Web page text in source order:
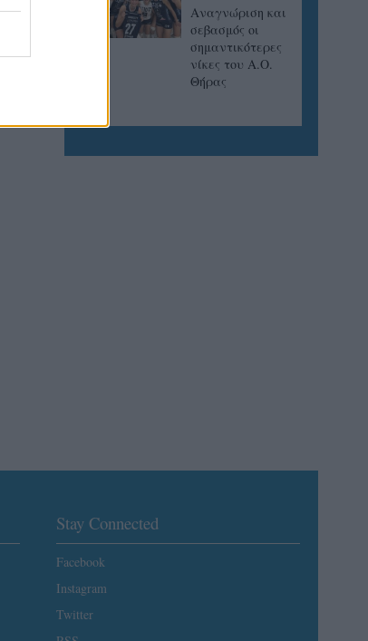
Αναγνώριση και
σεβασμός οι
σημαντικότερες
νίκες του Α.Ο.
Θήρας
Stay Connected
Facebook
Instagram
Twitter